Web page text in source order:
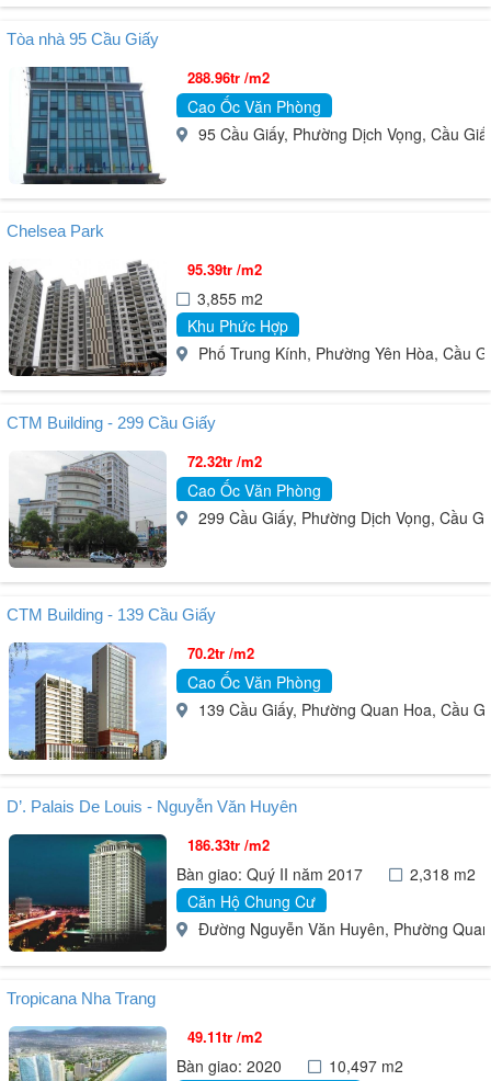
Tòa nhà 95 Cầu Giấy
288.96tr /m2
Cao Ốc Văn Phòng
95 Cầu Giấy, Phường Dịch Vọng, Cầu
Chelsea Park
95.39tr /m2
3,855 m2
Khu Phức Hợp
Phố Trung Kính, Phường Yên Hòa, Cầu
CTM Building - 299 Cầu Giấy
72.32tr /m2
Cao Ốc Văn Phòng
299 Cầu Giấy, Phường Dịch Vọng, Cầu
CTM Building - 139 Cầu Giấy
70.2tr /m2
Cao Ốc Văn Phòng
139 Cầu Giấy, Phường Quan Hoa, Cầu
D’. Palais De Louis - Nguyễn Văn Huyên
186.33tr /m2
Bàn giao: Quý II năm 2017
2,318 m2
Căn Hộ Chung Cư
Đường Nguyễn Văn Huyên, Phường
Tropicana Nha Trang
49.11tr /m2
Bàn giao: 2020
10,497 m2